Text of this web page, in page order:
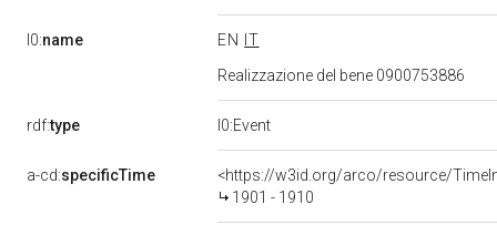
l0:name EN
IT
Realizzazione del bene 0900753886
rdf:type l0:Event
a-cd:specificTime
<https://w3id.org/arco/resource/
1901 - 1910